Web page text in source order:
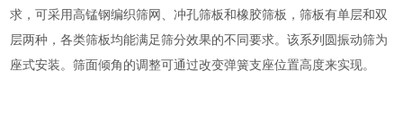
求，可采用高锰钢编织筛网、冲孔筛板和橡胶筛板，筛板有单层和双
层两种，各类筛板均能满足筛分效果的不同要求。该系列圆振动筛为
座式安装。筛面倾角的调整可通过改变弹簧支座位置高度来实现。